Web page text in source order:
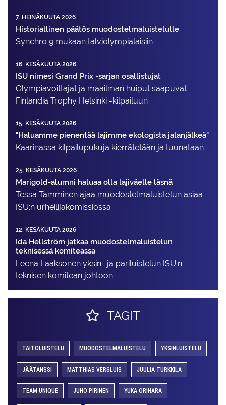
7. HEINÄKUUTA 2026
Historiallinen päätös muodostelmaluistelulle
Synchro 9 mukaan talviolympialaisiin
16. KESÄKUUTA 2026
ISU nimesi Grand Prix -sarjan osallistujat
Olympiavoittajat ja maailman huiput saapuvat
Finlandia Trophy Helsinki -kilpailuun
15. KESÄKUUTA 2026
"Haluamme pienentää lajimme ekologista jalanjälkeä"
Kaarinassa kilpailupukuja kierrätetään ja tuunataan
25. KESÄKUUTA 2026
Marigold-alumni haluaa olla lajiväelle läsnä
Tessa Tamminen ajaa muodostelma­luistelun asiaa
ISU:n urheilija­komissiossa
12. KESÄKUUTA 2026
Ida Hellström jatkaa muodostelmaluistelun
teknisessä komiteassa
Leena Laaksonen yksin- ja pariluistelun ISU:n
teknisen komitean johtoon
TAGIT
TAITOLUISTELU MUODOSTELMALUISTELU YKSINLUISTELU
JÄÄTANSSI MATTHIAS VERSLUIS JUULIA TURKKILA
TEAM UNIQUE JUHO PIRINEN YUKA ORIHARA